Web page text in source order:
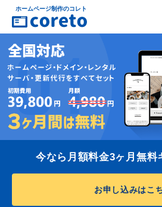
ホームページ制作のコレト
今なら月額料金3ヶ月無料
お申し込みはこ